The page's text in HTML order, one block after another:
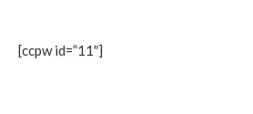
[ccpw id=”11″]